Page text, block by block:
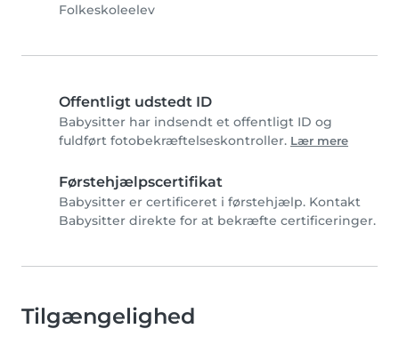
Folkeskoleelev
Offentligt udstedt ID
Babysitter har indsendt et offentligt ID og
fuldført fotobekræftelseskontroller. Lær mere
Førstehjælpscertifikat
Babysitter er certificeret i førstehjælp. Kontakt
Babysitter direkte for at bekræfte certificeringer.
Tilgængelighed